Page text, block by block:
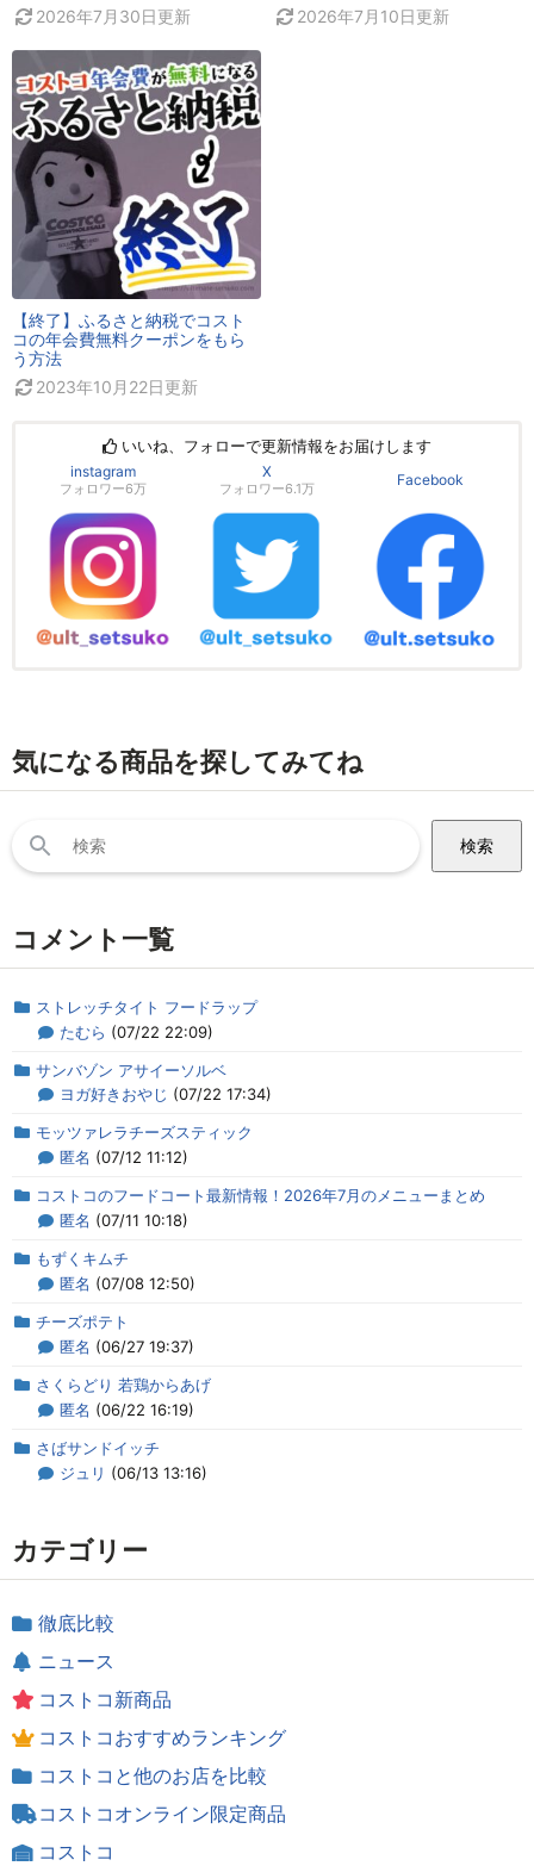
2026年7月30日更新 2026年7月10日更新
【終了】ふるさと納税でコスト
コの年会費無料クーポンをもら
う方法
2023年10月22日更新
いいね、フォローで更新情報をお届けします
instagram
フォロワー6万
X
フォロワー6.1万
Facebook
気になる商品を探してみてね
索:
コメント一覧
ストレッチタイト フードラップ
たむら (07/22 22:09)
サンバゾン アサイーソルベ
ヨガ好きおやじ (07/22 17:34)
モッツァレラチーズスティック
匿名 (07/12 11:12)
コストコのフードコート最新情報！2026年7月のメニューまとめ
匿名 (07/11 10:18)
もずくキムチ
匿名 (07/08 12:50)
チーズポテト
匿名 (06/27 19:37)
さくらどり 若鶏からあげ
匿名 (06/22 16:19)
さばサンドイッチ
ジュリ (06/13 13:16)
カテゴリー
徹底比較
ニュース
コストコ新商品
コストコおすすめランキング
コストコと他のお店を比較
コストコオンライン限定商品
コストコ